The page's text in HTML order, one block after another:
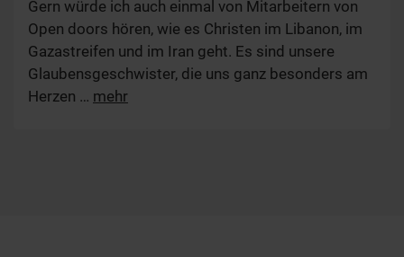
Gern würde ich auch einmal von Mitarbeitern von
Open doors hören, wie es Christen im Libanon, im
Gazastreifen und im Iran geht. Es sind unsere
Glaubensgeschwister, die uns ganz besonders am
Herzen … mehr